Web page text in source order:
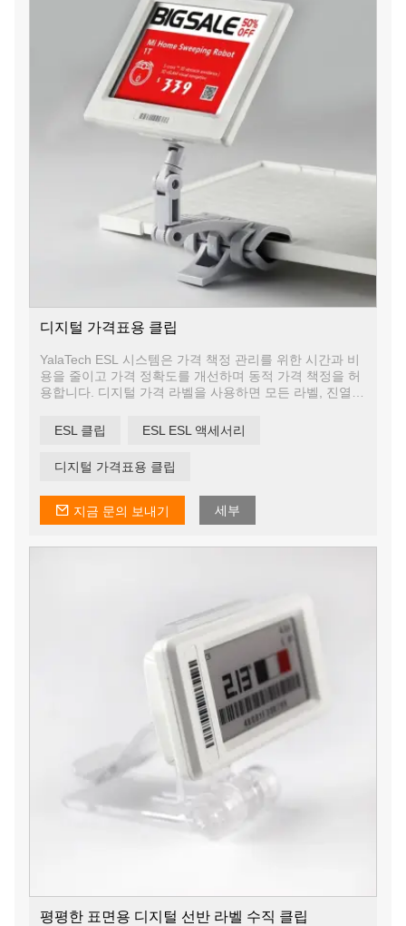
디지털 가격표용 클립
YalaTech ESL 시스템은 가격 책정 관리를 위한 시간과 비
용을 줄이고 가격 정확도를 개선하며 동적 가격 책정을 허
용합니다. 디지털 가격 라벨을 사용하면 모든 라벨, 진열
제안이 최신이고 관련성이 있는지 확인할 수 있습니다.
ESL 클립 ESL ESL 액세서리
디지털 가격표용 클립
지금 문의 보내기 세부
평평한 표면용 디지털 선반 라벨 수직 클립